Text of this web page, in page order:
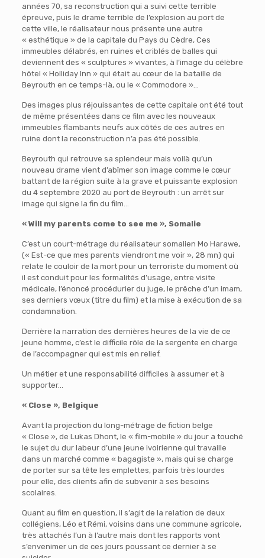
années 70, sa reconstruction qui a suivi cette terrible
épreuve, puis le drame terrible de l’explosion au port de
cette ville, le réalisateur nous présente une autre
« esthétique » de la capitale du Pays du Cèdre, Ces
immeubles délabrés, en ruines et criblés de balles qui
deviennent des « sculptures » vivantes, à l’image du célèbre
hôtel « Holliday Inn » qui était au cœur de la bataille de
Beyrouth en ce temps-là, ou le « Commodore »…
Des images plus réjouissantes de cette capitale ont été tout
de même présentées dans ce film avec les nouveaux
immeubles flambants neufs aux côtés de ces autres en
ruine dont la reconstruction n’a pas été possible.
Beyrouth qui retrouve sa splendeur mais voilà qu’un
nouveau drame vient d’abîmer son image comme le cœur
battant de la région suite à la grave et puissante explosion
du 4 septembre 2020 au port de Beyrouth : un arrêt sur
image qui signe la fin du film…
« Will my parents come to see me », Somalie
C’est un court-métrage du réalisateur somalien Mo Harawe,
(« Est-ce que mes parents viendront me voir », 28 mn) qui
relate le couloir de la mort pour un terroriste du moment où
il est conduit pour les formalités d’usage, entre visite
médicale, l’énoncé procédurier du juge, le prêche d’un imam,
ses derniers vœux (titre du film) et la mise à exécution de sa
condamnation.
Derrière la narration des dernières heures de la vie de ce
jeune homme, c’est le difficile rôle de la sergente en charge
de l’accompagner qui est mis en relief.
Un métier et une responsabilité difficiles à assumer et à
supporter…
« Close », Belgique
Avant la projection du long-métrage de fiction belge
« Close », de Lukas Dhont, le « film-mobile » du jour a touché
le sujet du dur labeur d’une jeune ivoirienne qui travaille
dans un marché comme « bagagiste », mais qui se charge
de porter sur sa tête les emplettes, parfois très lourdes
pour elle, des clients afin de subvenir à ses besoins
scolaires.
Quant au film en question, il s’agit de la relation de deux
collégiens, Léo et Rémi, voisins dans une commune agricole,
très attachés l’un à l’autre mais dont les rapports vont
s’envenimer un de ces jours poussant ce dernier à se